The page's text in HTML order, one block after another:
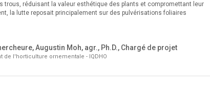
trous, réduisant la valeur esthétique des plants et compromettant leur
la lutte reposait principalement sur des pulvérisations foliaires
Augustin Moh, agr., Ph.D., Chargé de projet
de l'horticulture ornementale - IQDHO